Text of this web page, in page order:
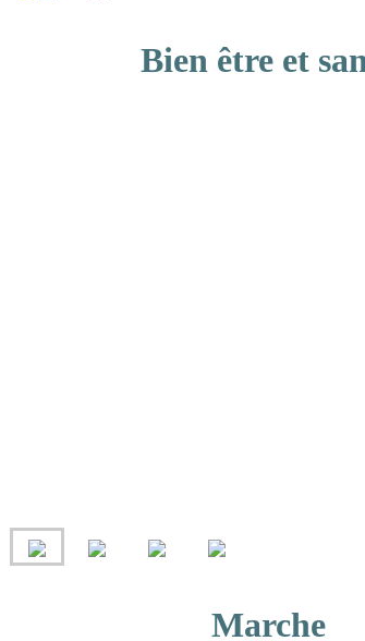
Bien être et
Marche